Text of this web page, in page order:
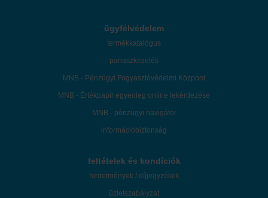
ügyfélvédelem
termékkatalógus
panaszkezelés
MNB - Pénzügyi Fogyasztóvédelmi Központ
MNB - Értékpapír egyenleg online lekérdezése
MNB - pénzügyi navigátor
információbiztonság
feltételek és kondíciók
hirdetmények / díjjegyzékek
üzletszabályzat